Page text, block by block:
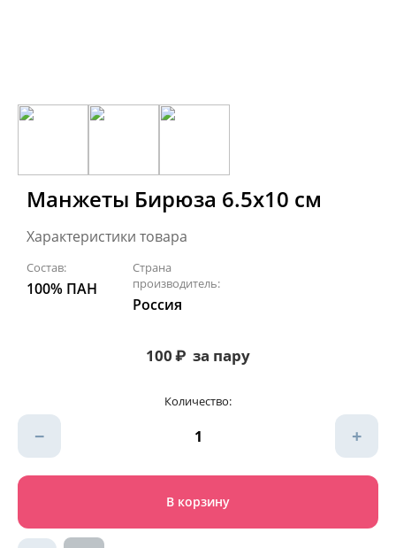
Манжеты Бирюза 6.5х10 см
Характеристики товара
Состав:
100% ПАН
Страна
производитель:
Россия
100₽ за пару
Количество:
+
−
В корзину